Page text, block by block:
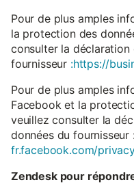
Pour de plus amples
la protection des
consulter la
fournisseur :https://
Pour de plus amples
Facebook et la
veuillez consulter la
données du fournisseur
fr.facebook.com/
Zendesk pour